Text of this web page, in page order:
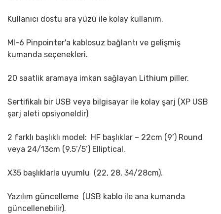
Kullanıcı dostu ara yüzü ile kolay kullanım.
MI-6 Pinpointer'a kablosuz bağlantı ve gelişmiş
kumanda seçenekleri.
20 saatlik aramaya imkan sağlayan Lithium piller.
Sertifikalı bir USB veya bilgisayar ile kolay şarj (XP USB
şarj aleti opsiyoneldir)
2 farklı başlıklı model: HF başlıklar – 22cm (9’) Round
veya 24/13cm (9.5’/5’) Elliptical.
X35 başlıklarla uyumlu (22, 28, 34/28cm).
Yazılım güncelleme (USB kablo ile ana kumanda
güncellenebilir).